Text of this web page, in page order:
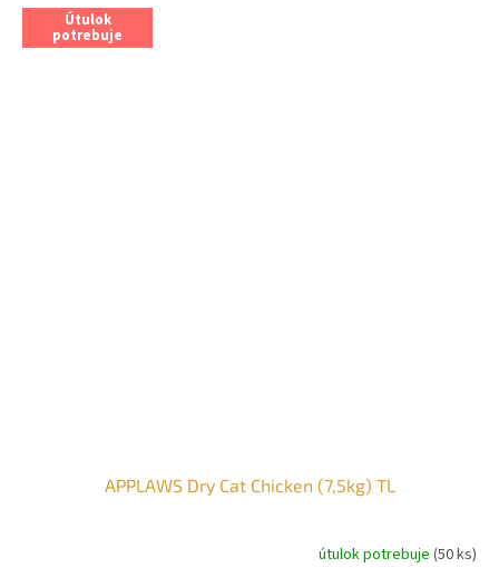
Útulok
potrebuje
APPLAWS Dry Cat Chicken (7,5kg) TL
útulok potrebuje (50 ks)